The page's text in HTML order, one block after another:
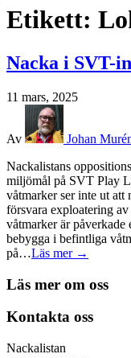
Etikett:
Nacka i SVT-
11 mars, 2025
Av
Johan
Nackalistans
miljömål på SVT Play
våtmarker ser inte ut att
försvara exploatering
våtmarker är
bebygga i befintliga
på…Läs mer →
Läs mer om oss
Kontakta oss
Nackalistan